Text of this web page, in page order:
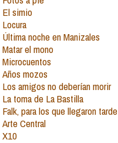
El simio
Locura
Última noche en Manizales
Matar el mono
Microcuentos
Años mozos
Los amigos no deberían morir
La toma de La Bastilla
Falk, para los que llegaron tarde
Arte Central
X10